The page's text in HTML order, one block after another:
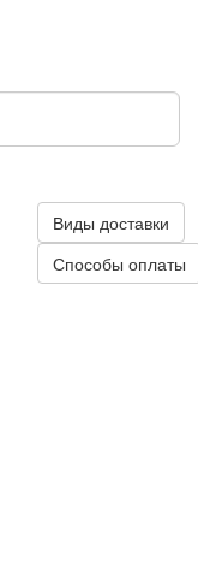
Виды доставки
Способы оплаты